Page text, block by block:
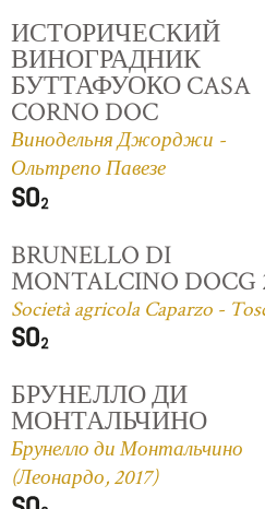
ИСТОРИЧЕСКИЙ
ВИНОГРАДНИК
БУТТАФУОКО CASA
CORNO DOC
Винодельня Джорджи -
Ольтрепо Павезе
BRUNELLO DI
MONTALCINO DOCG
Società agricola Caparzo -
БРУНЕЛЛО ДИ
МОНТАЛЬЧИНО
Брунелло ди Монтальчино
(Леонардо, 2017)